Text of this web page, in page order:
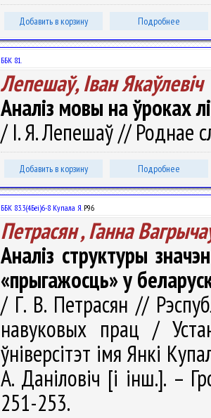
Добавить в корзину Подробнее
ББК 81.
Лепешаў, Iван Якаўлевiч
Аналіз мовы на ўроках
/ I. Я. Лепешаў // Роднае
Добавить в корзину Подробнее
ББК 83.3(4Беі)6-8 Купала Я.Р96
Петрасян , Ганна
Аналіз структуры
«прыгажосць» у
/ Г. В. Петрасян //
навуковых прац /
ўніверсітэт імя Янкі
А. Даніловіч [і інш.]. –
251-253.